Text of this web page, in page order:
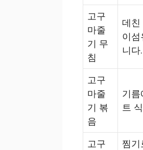
고구
마줄
기 무
침
데
이
니다.
고구
마줄
기 볶
음
기
트
고구
찜